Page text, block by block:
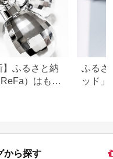
】ふるさと納
）はもら
ふるさ
ッド」
グ！
から探す